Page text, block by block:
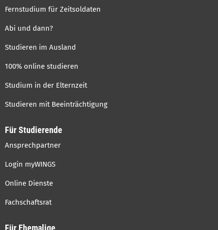
Fernstudium für Zeitsoldaten
Abi und dann?
Studieren im Ausland
100% online studieren
Studium in der Elternzeit
Studieren mit Beeinträchtigung
Für Studierende
Ansprechpartner
Login myWINGS
Online Dienste
Fachschaftsrat
Für Ehemalige